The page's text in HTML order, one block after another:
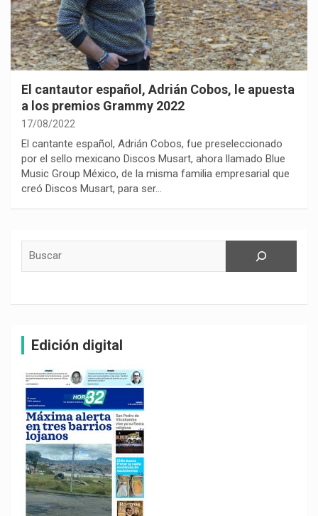
El cantautor español, Adrián Cobos, le apuesta
a los premios Grammy 2022
17/08/2022
El cantante español, Adrián Cobos, fue preseleccionado
por el sello mexicano Discos Musart, ahora llamado Blue
Music Group México, de la misma familia empresarial que
creó Discos Musart, para ser…
Edición digital